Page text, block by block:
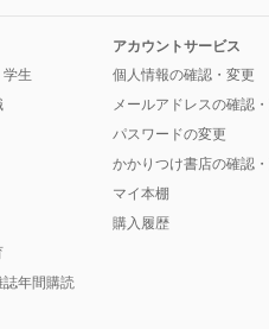
生
年間購読
アカウントサービス
個人情報の確認・変更
メールアドレスの確認
パスワードの変更
かかりつけ書店の確認
マイ本棚
購入履歴